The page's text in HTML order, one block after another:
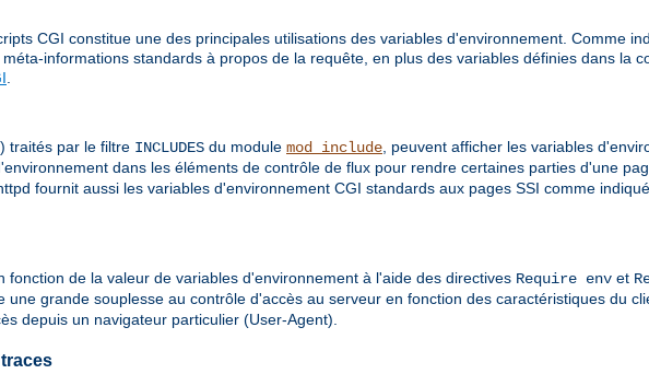
CGI constitue une des principales utilisations des variables d'environnement. Comme
informations standards à propos de la requête, en plus des variables définies dans la
traités par le filtre INCLUDES du module mod_include, peuvent afficher les variables
dans les éléments de contrôle de flux pour rendre certaines parties d'une
fournit aussi les variables d'environnement CGI standards aux pages SSI comme
fonction de la valeur de variables d'environnement à l'aide des directives Require env et
une grande souplesse au contrôle d'accès au serveur en fonction des caractéristiques du
depuis un navigateur particulier (User-Agent).